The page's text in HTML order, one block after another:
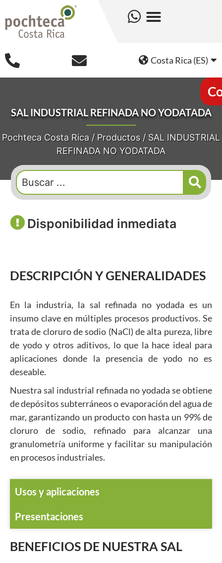
Costa Rica (ES)
SAL INDUSTRIAL REFINADA NO YODATADA
Pochteca Costa Rica / Productos/ SAL INDUSTRIAL
REFINADA NO YODATADA
Disponibilidad inmediata
DESCRIPCIÓN Y GENERALIDADES
En la industria, la sal refinada no yodada es un
insumo clave en múltiples procesos productivos. Se
trata de cloruro de sodio (NaCl) de alta pureza, libre
de yodo y otros aditivos, lo que la hace ideal para
aplicaciones donde la presencia de yodo no es
deseable.
Nuestra sal industrial refinada no yodada se obtiene
de depósitos subterráneos o evaporación del agua de
mar, garantizando un producto con hasta un 99% de
cloruro de sodio, refinado para alcanzar una
granulometría uniforme y facilitar su manipulación
en procesos industriales.
Usos y aplicaciones
Presentaciones
BENEFICIOS DE NUESTRA SAL